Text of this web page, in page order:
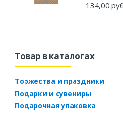
134,00
Товар в каталогах
Торжества и праздники
Подарки и сувениры
Подарочная упаковка